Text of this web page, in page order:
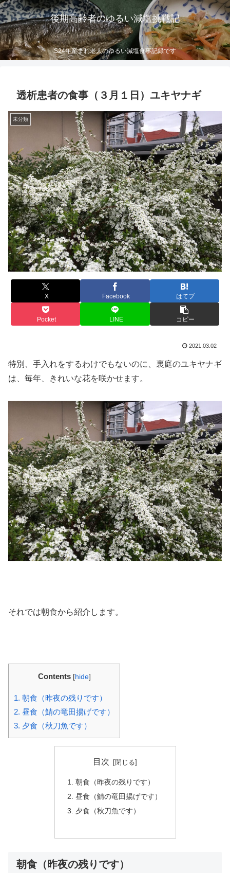
後期高齢者のゆるい減塩挑戦記
S24年産まれ老人のゆるい減塩食事記録です
透析患者の食事（３月１日）ユキヤナギ
未分類
X Facebook はてブ
Pocket LINE コピー
2021.03.02
特別、手入れをするわけでもないのに、裏庭のユキヤナギ
は、毎年、きれいな花を咲かせます。
それでは朝食から紹介します。
Contents [hide]
1. 朝食（昨夜の残りです）
2. 昼食（鯖の竜田揚げです）
3. 夕食（秋刀魚です）
目次
朝食（昨夜の残りです）
昼食（鯖の竜田揚げです）
夕食（秋刀魚です）
朝食（昨夜の残りです）